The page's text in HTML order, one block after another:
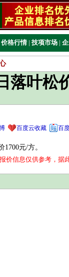
价格行情 | 技项市场 |
落叶松
百度云收藏 百
元/方。
报价信息仅供参考，据